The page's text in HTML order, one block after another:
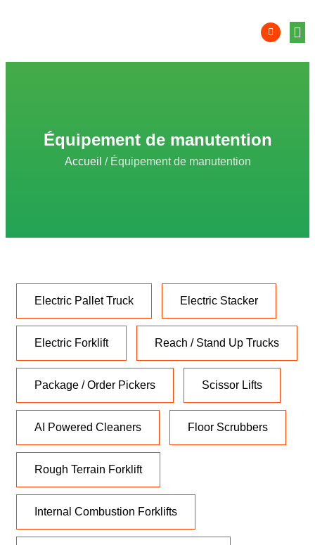
Équipement de manutention
Accueil / Équipement de manutention
Electric Pallet Truck Electric Stacker
Electric Forklift Reach / Stand Up Trucks
Package / Order Pickers Scissor Lifts
AI Powered Cleaners Floor Scrubbers
Rough Terrain Forklift
Internal Combustion Forklifts